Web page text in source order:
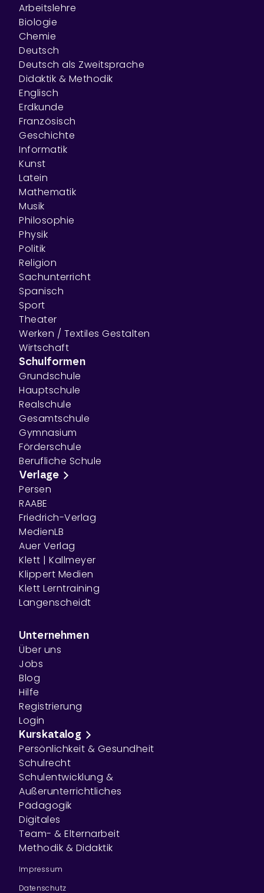
Arbeitslehre
Biologie
Chemie
Deutsch
Deutsch als Zweitsprache
Didaktik & Methodik
Englisch
Erdkunde
Französisch
Geschichte
Informatik
Kunst
Latein
Mathematik
Musik
Philosophie
Physik
Politik
Religion
Sachunterricht
Spanisch
Sport
Theater
Werken / Textiles Gestalten
Wirtschaft
Schulformen
Grundschule
Hauptschule
Realschule
Gesamtschule
Gymnasium
Förderschule
Berufliche Schule
Verlage
Persen
RAABE
Friedrich-Verlag
MedienLB
Auer Verlag
Klett | Kallmeyer
Klippert Medien
Klett Lerntraining
Langenscheidt
Unternehmen
Über uns
Jobs
Blog
Hilfe
Registrierung
Login
Kurskatalog
Persönlichkeit & Gesundheit
Schulrecht
Schulentwicklung &
Außerunterrichtliches
Pädagogik
Digitales
Team- & Elternarbeit
Methodik & Didaktik
Impressum
Datenschutz